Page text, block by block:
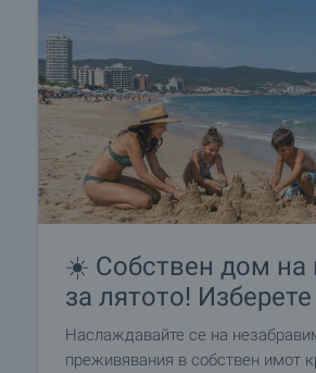
☀️ Собствен дом на
за лятото! Изберете
Наслаждавайте се на
преживявания в собствен имот